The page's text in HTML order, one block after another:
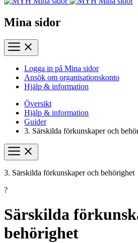
Mina sidor
Logga in på Mina sidor
Ansök om organisationskonto
Hjälp & information
Översikt
Hjälp & information
Guider
3. Särskilda förkunskaper och
3. Särskilda förkunskaper och behörighet
?
Särskilda
behörighet